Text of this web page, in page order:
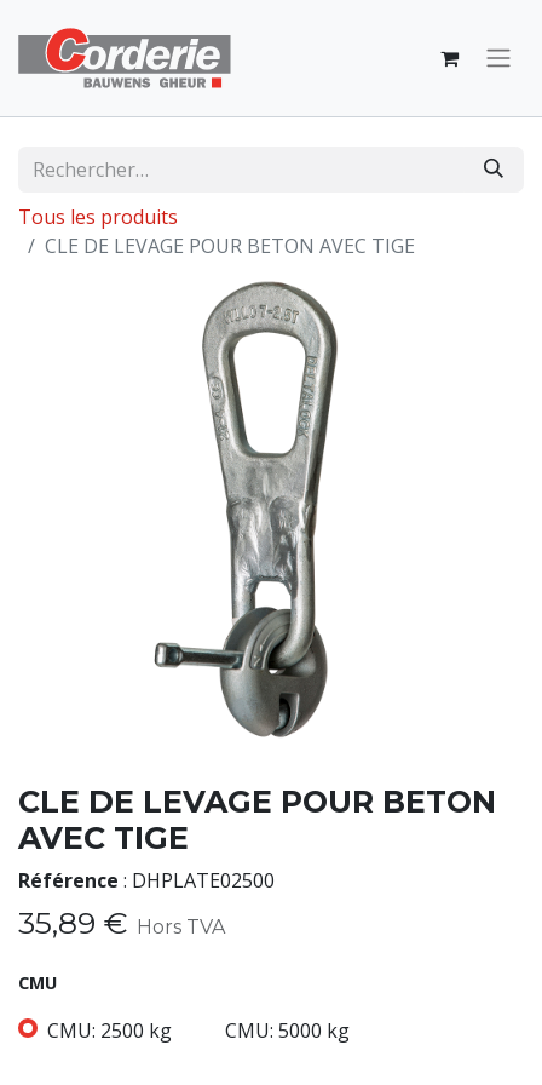
Tous les produits
CLE DE LEVAGE POUR BETON AVEC TIGE
CLE DE LEVAGE POUR BETON
AVEC TIGE
Référence : DHPLATE02500
35,89 € Hors TVA
CMU
CMU: 2500 kg CMU: 5000 kg